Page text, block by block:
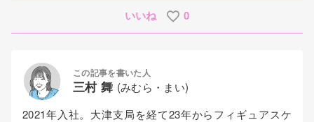
いいね 0
この記事を書いた人
三村 舞 (みむら・まい)
2021年入社。大津支局を経て23年からフィギュアスケ